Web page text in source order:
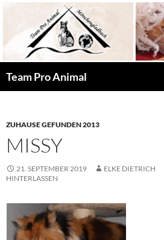
springen
Team Pro Animal
ZUHAUSE GEFUNDEN 2013
MISSY
21. SEPTEMBER 2019 ELKE DIETRICH
HINTERLASSEN